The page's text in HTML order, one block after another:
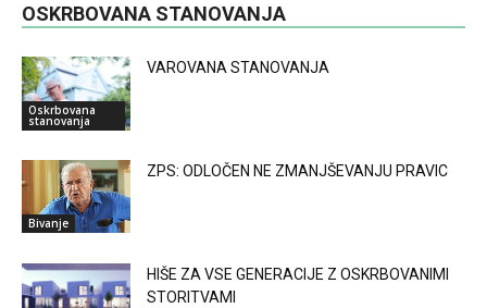
OSKRBOVANA STANOVANJA
Oskrbovana
stanovanja
VAROVANA STANOVANJA
Bivanje
ZPS: ODLOČEN NE ZMANJŠEVANJU PRAVIC
HIŠE ZA VSE GENERACIJE Z OSKRBOVANIMI
STORITVAMI